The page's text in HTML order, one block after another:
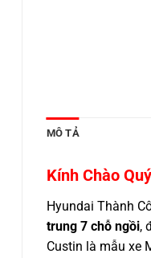
MÔ TẢ
Kính Chào
Hyundai Thành
trung 7 chỗ ngồi,
Custin là mẫu xe